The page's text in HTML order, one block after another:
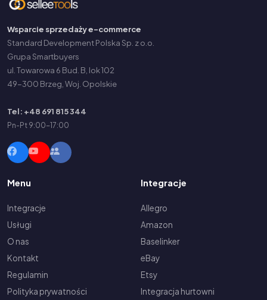
Wsparcie sprzedaży e-commerce
Standard Development Polska Sp. z o.o.
Grupa Smartbuyers
ul. Towarowa 6 Bud. B, lok 102
49-300 Brzeg, Woj. Opolskie
Tel: +48 691 815 344
Pn-Pt 9:00-17:00
Menu
Integracje
Usługi
O nas
Kontakt
Regulamin
Polityka prywatności
Integracje
Allegro
Amazon
Baselinker
eBay
Etsy
Integracja hurtowni